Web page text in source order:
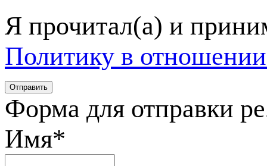
Я прочитал(а) и
Политику в
Форма для отправки
Имя*